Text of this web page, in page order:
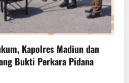
Kapolres Madiun dan
Bukti Perkara Pidana